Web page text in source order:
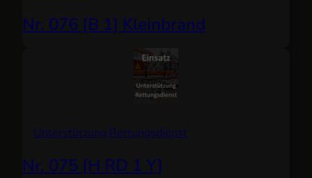
Nr. 076 [B 1] Kleinbrand
Unterstützung Rettungsdienst
Nr. 075 [H RD 1 Y]